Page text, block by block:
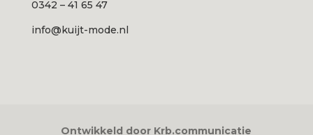
0342 – 41 65 47
info@kuijt-mode.nl
Ontwikkeld door Krb.communicatie